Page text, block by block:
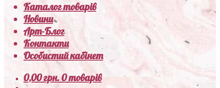
Каталог товарів
Новини
Арт-Блог
Контакти
Особистий кабінет
0,00грн.0 товарів